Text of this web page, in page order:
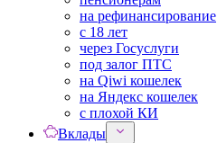
на рефинансирование
с 18 лет
через Госуслуги
под залог ПТС
на Qiwi кошелек
на Яндекс кошелек
с плохой КИ
Вклады